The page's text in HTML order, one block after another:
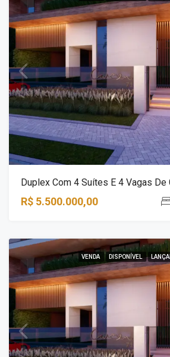
Duplex Com 4 Suítes E 4 Vagas De
R$ 5.500.000,00
VENDA DISPONÍVEL